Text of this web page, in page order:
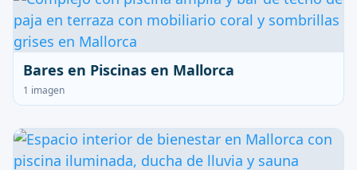
Bares en Piscinas en Mallorca
1 imagen